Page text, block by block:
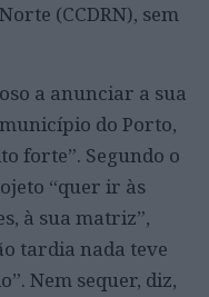
(CCDRN), sem
a anunciar a sua
do Porto,
forte”. Segundo o
“quer ir às
à sua matriz”,
tardia nada teve
Nem sequer, diz,